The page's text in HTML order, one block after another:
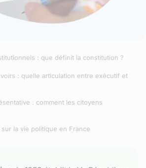
: que définit la constitution ?
: quelle articulation entre exécutif et
: comment les citoyens
la vie politique en France